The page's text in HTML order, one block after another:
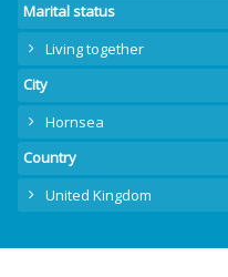
Marital status
Living together
City
Hornsea
Country
United Kingdom